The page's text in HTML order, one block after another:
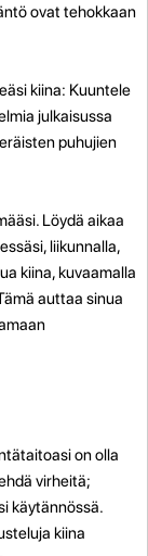
ovat tehokkaan
kiina: Kuuntele
julkaisussa
puhujien
Löydä aikaa
liikunnalla,
kiina, kuvaamalla
auttaa sinua
on olla
virheitä;
käytännössä.
kiina